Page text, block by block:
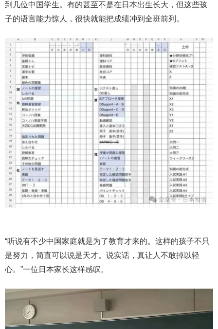
到几位中国学生。有的甚至不是在日本出生长大，但这些孩
子的语言能力惊人，很快就能把成绩冲到全班前列。
“听说有不少中国家庭就是为了教育才来的。这样的孩子不只
是努力，简直可以说是天才。说实话，真让人不敢掉以轻
心。”一位日本家长这样感叹。